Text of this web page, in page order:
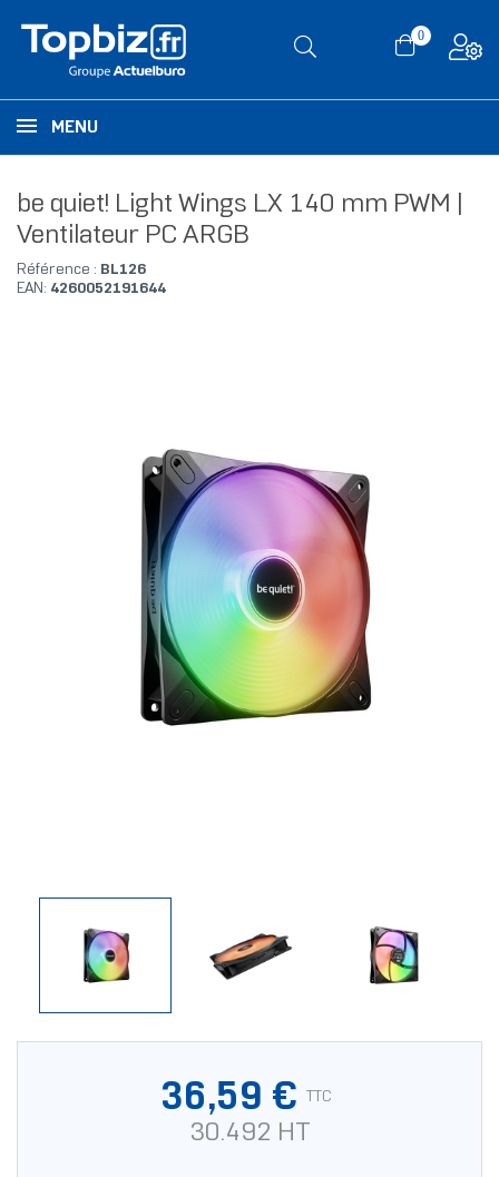
0
MENU
be quiet! Light Wings LX 140 mm PWM |
Ventilateur PC ARGB
Référence : BL126
EAN: 4260052191644
36,59 € TTC
30.492 HT